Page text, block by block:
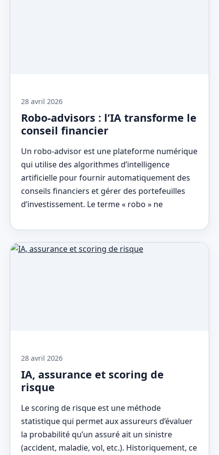
28 avril 2026
Robo-advisors : l’IA transforme le
conseil financier
Un robo-advisor est une plateforme numérique
qui utilise des algorithmes d’intelligence
artificielle pour fournir automatiquement des
conseils financiers et gérer des portefeuilles
d’investissement. Le terme « robo » ne
28 avril 2026
IA, assurance et scoring de
risque
Le scoring de risque est une méthode
statistique qui permet aux assureurs d’évaluer
la probabilité qu’un assuré ait un sinistre
(accident, maladie, vol, etc.). Historiquement, ce